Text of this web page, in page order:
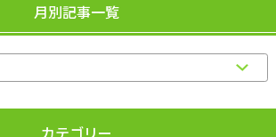
月別記事一覧
カテゴリー